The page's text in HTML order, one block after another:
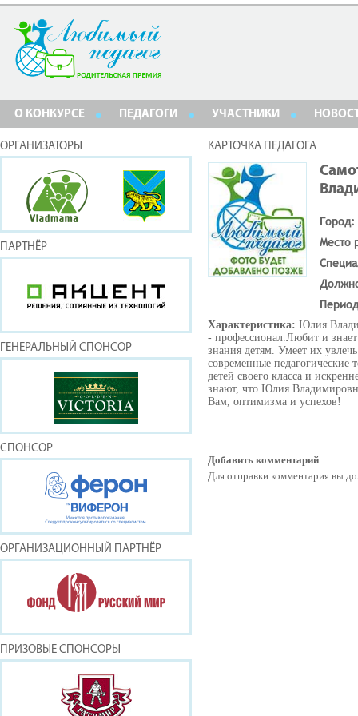
О КОНКУРСЕ ПЕДАГОГИ УЧАСТНИКИ
ОРГАНИЗАТОРЫ
ПАРТНЁР
ГЕНЕРАЛЬНЫЙ СПОНСОР
СПОНСОР
ОРГАНИЗАЦИОННЫЙ ПАРТНЁР
ПРИЗОВЫЕ СПОНСОРЫ
КАРТОЧКА ПЕДАГОГА
Город:
Место
Характеристика: Юлия
- профессионал.Любит и
знания детям. Умеет их
современные педагогические
детей своего класса и
знают, что Юлия
Вам, оптимизма и успехов!
Добавить комментарий
Для отправки комментария вы